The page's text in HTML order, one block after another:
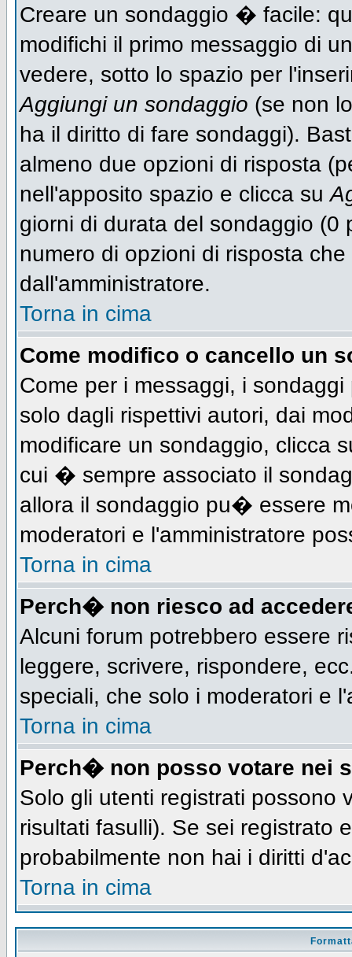
Creare un sondaggio � facile:
modifichi il primo messaggio di
vedere, sotto lo spazio per
Aggiungi un sondaggio (se non
ha il diritto di fare sondaggi).
almeno due opzioni di risposta
nell'apposito spazio e clicca su
giorni di durata del sondaggio
numero di opzioni di risposta
dall'amministratore.
Torna in cima
Come modifico o cancello un
Come per i messaggi, i
solo dagli rispettivi autori, dai
modificare un sondaggio, clicca
cui � sempre associato il
allora il sondaggio pu� essere
moderatori e l'amministratore
Torna in cima
Perch� non riesco ad
Alcuni forum potrebbero essere
leggere, scrivere, rispondere,
speciali, che solo i moderatori e
Torna in cima
Perch� non posso votare nei
Solo gli utenti registrati possono
risultati fasulli). Se sei registrato
probabilmente non hai i diritti
Torna in cima